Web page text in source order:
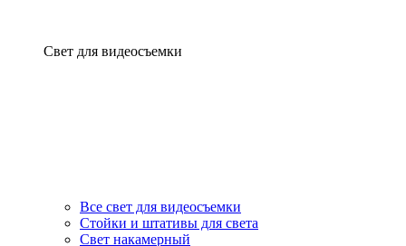
Свет для видеосъемки
Все свет для видеосъемки
Стойки и штативы для света
Свет накамерный